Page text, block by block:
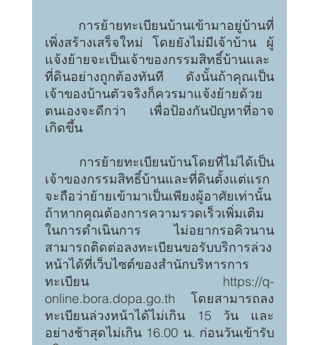
เพิ่งสร้างเสร็จใหม่ โดยยังไม่มีเจ้าบ้าน ผู้
แจ้งย้ายจะเป็นเจ้าของกรรมสิทธิ์บ้านและ
ที่ดินอย่างถูกต้องทันที ดังนั้นถ้าคุณเป็น
เจ้าของบ้านตัวจริงก็ควรมาแจ้งย้ายด้วย
ตนเองจะดีกว่า เพื่อป้องกันปัญหาที่อาจ
เกิดขึ้น
เจ้าของกรรมสิทธิ์บ้านและที่ดินตั้งแต่แรก
จะถือว่าย้ายเข้ามาเป็นเพียงผู้อาศัยเท่านั้น
ถ้าหากคุณต้องการความรวดเร็วเพิ่มเติม
ในการดำเนินการ ไม่อยากรอคิวนาน
สามารถติดต่อลงทะเบียนขอรับบริการล่วง
หน้าได้ที่เว็บไซต์ของสำนักบริหารการ
ทะเบียน https://q-
online.bora.dopa.go.th โดยสามารถลง
ทะเบียนล่วงหน้าได้ไม่เกิน 15 วัน และ
อย่างช้าสุดไม่เกิน 16.00 น. ก่อนวันเข้ารับ